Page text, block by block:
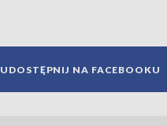
UDOSTĘPNIJ NA FACEBOOKU